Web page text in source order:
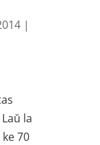
|
la
70